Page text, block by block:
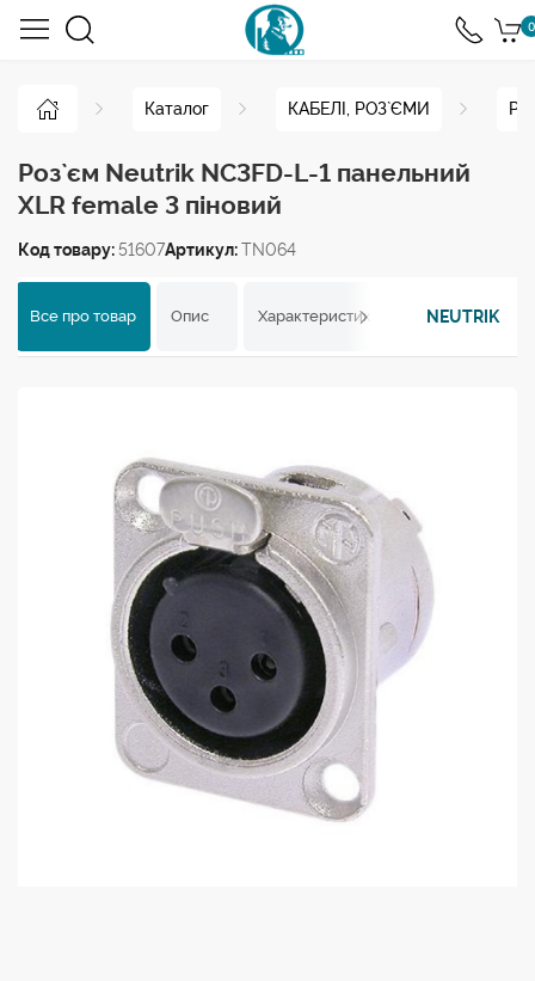
0
Каталог КАБЕЛІ, РОЗ`ЄМИ
Роз`єм Neutrik NC3FD-L-1 панельний
XLR female 3 піновий
Код товару: 51607Артикул:TN064
Все про товар Опис Характеристики Відгуки
NEUTRIK